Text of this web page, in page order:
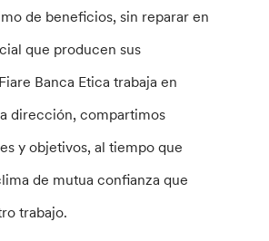
de beneficios, sin reparar en
que producen sus
Banca Etica trabaja en
dirección, compartimos
y objetivos, al tiempo que
de mutua confianza que
trabajo.